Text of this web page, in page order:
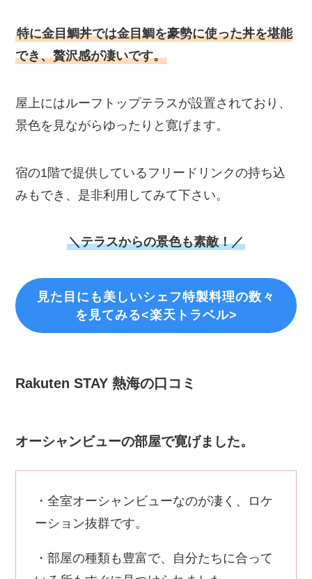
特に金目鯛丼では金目鯛を豪勢に使った丼を堪能
でき、贅沢感が凄いです。
屋上にはルーフトップテラスが設置されており、
景色を見ながらゆったりと寛げます。
宿の1階で提供しているフリードリンクの持ち込
みもでき、是非利用してみて下さい。
＼テラスからの景色も素敵！／
見た目にも美しいシェフ特製料理の数々
を見てみる<楽天トラベル>
Rakuten STAY 熱海の口コミ
オーシャンビューの部屋で寛げました。
・全室オーシャンビューなのが凄く、ロケ
ーション抜群です。
・部屋の種類も豊富で、自分たちに合って